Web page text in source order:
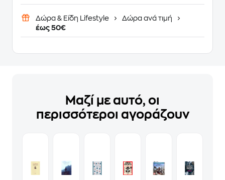
Δώρα & Είδη Lifestyle
Δώρα ανά τιμή
έως 50€
Μαζί με αυτό, οι
περισσότεροι αγοράζουν